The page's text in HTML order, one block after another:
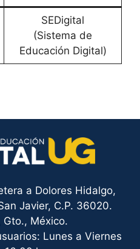
SEDigital
(Sistema de
Educación Digital)
a Dolores Hidalgo,
Javier, C.P. 36020.
Gto., México.
Lunes a Viernes